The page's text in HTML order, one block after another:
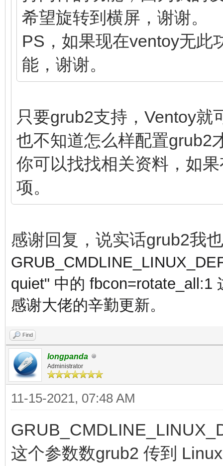
希望旋转到横屏，谢谢。
PS，如果现在ventoy无此
能，谢谢。
只要grub2支持，Ventoy
也不知道怎么样配置grub2
你可以找找相关资料，如
项。
感谢回复，说实话grub2我
quiet" 中的 fbcon=rotate_all:1
感谢大佬的辛勤更新。
Find
longpanda
Administrator
11-15-2021, 07:48 AM
这个参数数grub2 传到